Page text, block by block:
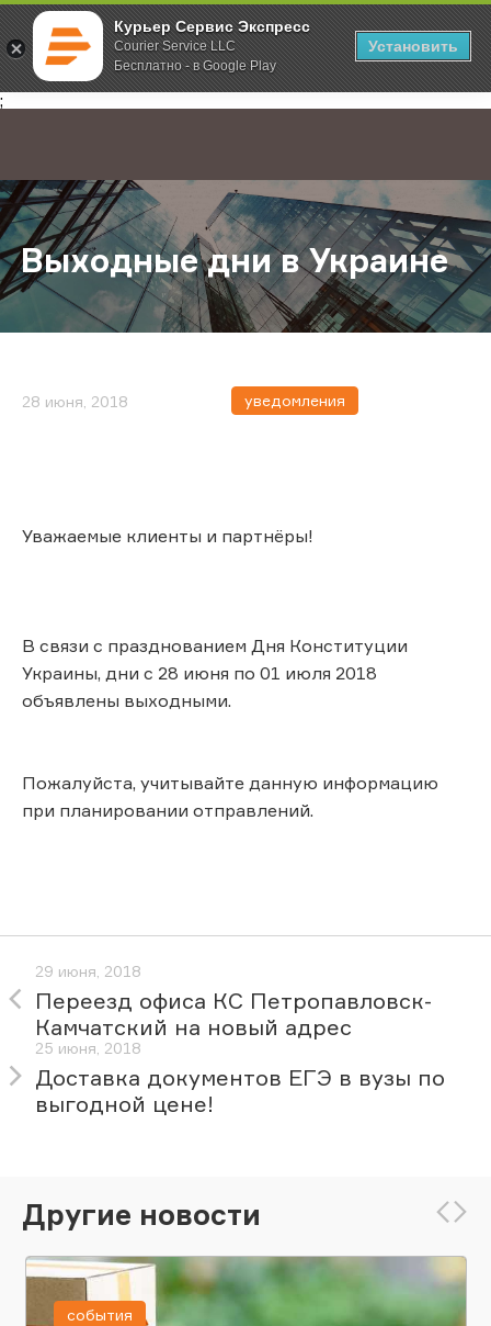
Курьер Сервис Экспресс
Courier Service LLC
Бесплатно - в Google Play
Установить
;
Главная О компании Новости Выходные дни в Украине
Выходные дни в Украине
28 июня, 2018 уведомления
Уважаемые клиенты и партнёры!
В связи с празднованием Дня Конституции
Украины, дни с 28 июня по 01 июля 2018
объявлены выходными.
Пожалуйста, учитывайте данную информацию
при планировании отправлений.
29 июня, 2018
Переезд офиса КС Петропавловск-
Камчатский на новый адрес
25 июня, 2018
Доставка документов ЕГЭ в вузы по
выгодной цене!
Другие новости
события